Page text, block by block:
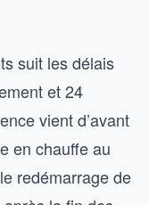
suit les délais
et 24
vient d’avant
en chauffe au
redémarrage de